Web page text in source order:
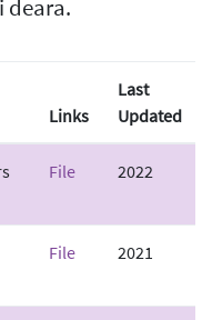
deara.
Links
Last
Updated
File 2022
File 2021